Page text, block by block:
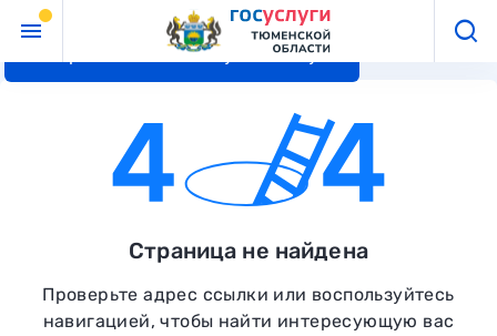
Перейти к основному контенту
Страница не найдена
Проверьте адрес ссылки или воспользуйтесь
навигацией, чтобы найти интересующую вас